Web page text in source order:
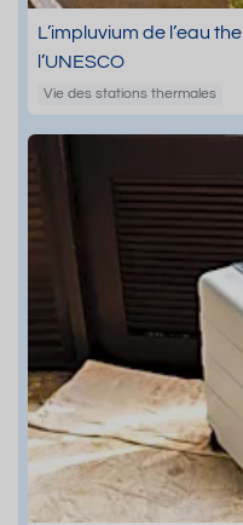
L’impluvium de l’eau
l’UNESCO
Vie des stations thermales